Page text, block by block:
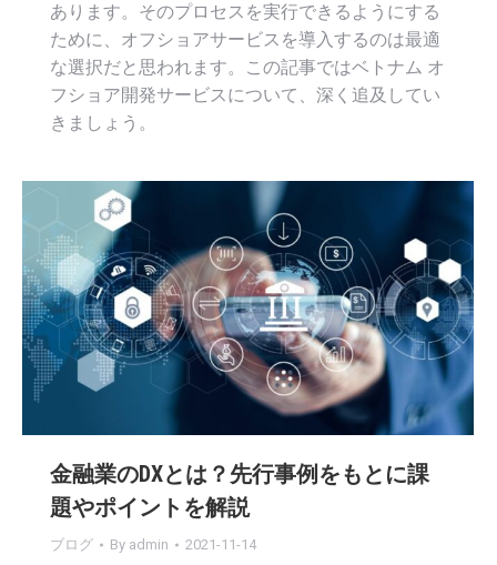
あります。そのプロセスを実行できるようにする
ために、オフショアサービスを導入するのは最適
な選択だと思われます。この記事ではベトナム オ
フショア開発サービスについて、深く追及してい
きましょう。
金融業のDXとは？先行事例をもとに課
題やポイントを解説
ブログ By admin 2021-11-14